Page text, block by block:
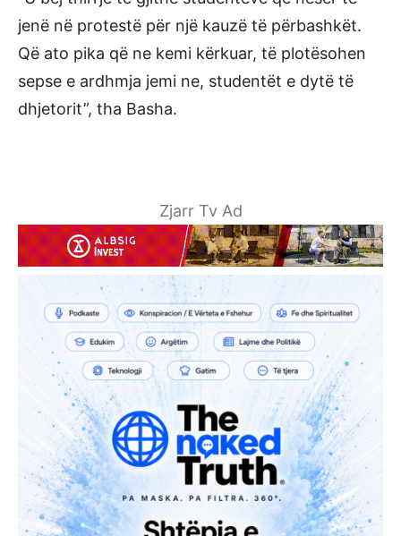
jenë në protestë për një kauzë të përbashkët.
Që ato pika që ne kemi kërkuar, të plotësohen
sepse e ardhmja jemi ne, studentët e dytë të
dhjetorit”, tha Basha.
Zjarr Tv Ad